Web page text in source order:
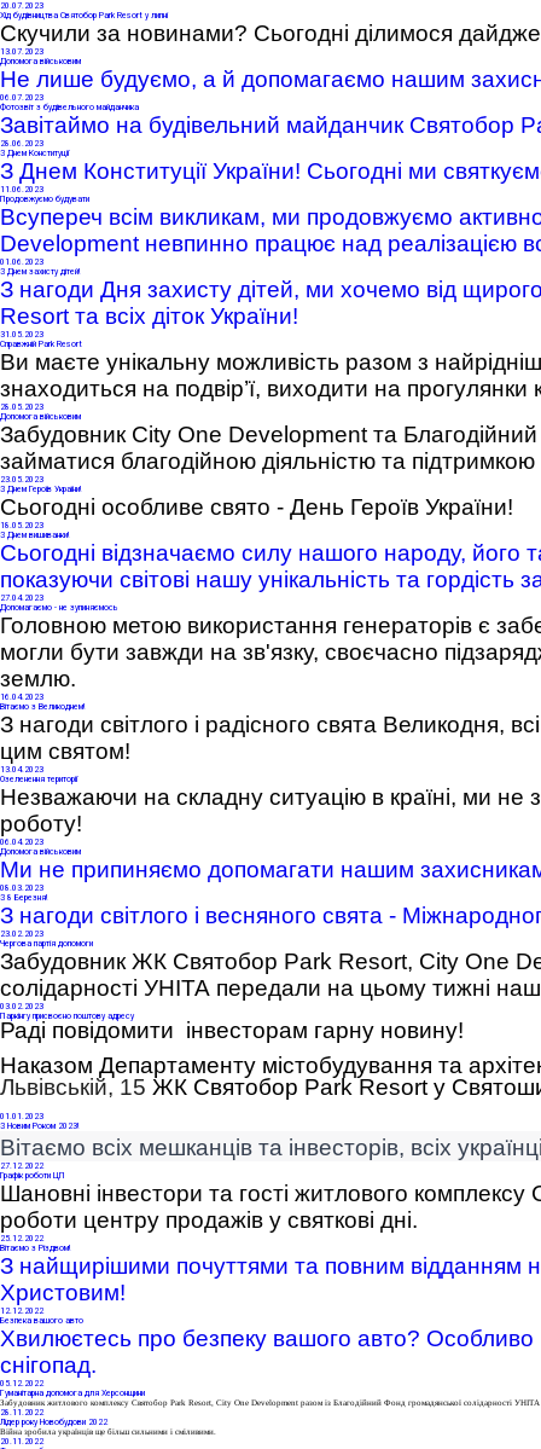
20.07.2023
Хід будівництва Святобор Park Resort у липні
Скучили за новинами? Сьогодні ділимося
13.07.2023
Допомога військовим
Не лише будуємо, а й допомагаємо нашим
06.07.2023
Фотозвіт з будівельного майданчика
Завітаймо на будівельний майданчик Святобор
28.06.2023
З Днем Конституції
З Днем Конституції України! Сьогодні ми
11 .06.2023
Продовжуємо будувати
Всупереч всім викликам, ми продовжуємо
Development невпинно працює над реалізацією
01 .06.2023
З Днем захисту дітей!
З нагоди Дня захисту дітей, ми хочемо від
Resort та всіх діток України!
31 .05.2023
Справжній Park Resort
Ви маєте унікальну можливість разом з
знаходиться на подвір’ї, виходити на
28.05.2023
Допомога військовим
Забудовник City One Development та
займатися благодійною діяльністю та
23.05.2023
З Днем Героїв України!
Сьогодні особливе свято - День Героїв України!
18.05.2023
З Днем вишиванки!
Сьогодні відзначаємо силу нашого народу, його
показуючи світові нашу унікальність та гордість
27.04.2023
Допомагаємо - не зупиняємось
Головною метою використання генераторів є
могли бути завжди на зв'язку, своєчасно
землю.
16.04.2023
Вітаємо з Великоднем!
З нагоди світлого і радісного свята Великодня,
цим святом!
13.04.2023
Озеленення території
Незважаючи на складну ситуацію в країні, ми
роботу!
06.04.2023
Допомога військовим
Ми не припиняємо допомагати нашим
08.03.2023
З 8 Березня!
З нагоди світлого і весняного свята -
23.02.2023
Чергова партія допомоги
Забудовник ЖК Святобор Park Resort, City One
солідарності УНІТА передали на цьому тижні
03.02.2023
Паркінгу присвоєно поштову адресу
Раді повідомити інвесторам гарну новину!
Наказом Департаменту містобудування та
Львівській, 15 ЖК Святобор Park Resort у
01 .01.2023
З Новим Роком 2023!
Вітаємо всіх мешканців та інвесторів, всіх
27.12.2022
Графік роботи ЦП
Шановні інвестори та гості житлового
роботи центру продажів у святкові дні.
25.12.2022
Вітаємо з Різдвом!
З найщирішими почуттями та повним відданням
Христовим!
12.12.2022
Безпека вашого авто
Хвилюєтесь про безпеку вашого авто? Особливо
снігопад.
05.12.2022
Гуманітарна допомога для Херсонщини
Забудовник житлового комплексу Святобор Park Resort, City One Development разом із Благодійний Фонд громадянської солідарності УНІТА
28.11.2022
Лідер року Новобудови 2022
Війна зробила українців ще більш сильними і сміливими.
20.11.2022